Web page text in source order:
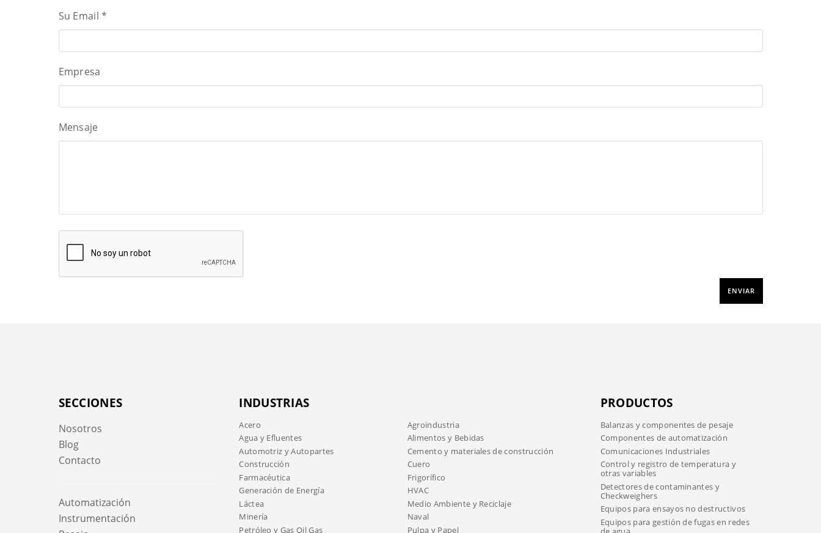
Su Email*
Empresa
Mensaje
SECCIONES
Nosotros
Blog
Contacto
Automatización
Instrumentación
INDUSTRIAS
Acero
Agroindustria
Agua y Efluentes
Alimentos y Bebidas
Automotriz y Autopartes
Cemento y materiales de construcción
Construcción
Cuero
Farmacéutica
Frigorífico
Generación de Energía
HVAC
Láctea
Medio Ambiente y Reciclaje
Minería
Naval
Petróleo y Gas Oil Gas
Pulpa y Papel
PRODUCTOS
Balanzas y componentes de pesaje
Componentes de automatización
Comunicaciones Industriales
Control y registro de temperatura y
otras variables
Detectores de contaminantes y
Checkweighers
Equipos para ensayos no destructivos
Equipos para gestión de fugas en redes